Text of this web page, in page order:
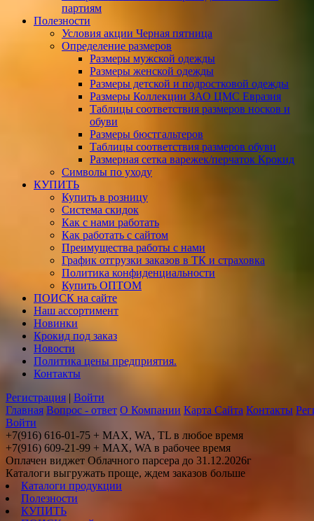
партиям
Полезности
Условия акции Черная пятница
Определение размеров
Размеры мужской одежды
Размеры женской одежды
Размеры детской и подростковой одежды
Размеры Коллекции ЗАО ЦМС Евразия
Таблицы соответствия размеров носков и
обуви
Размеры бюстгальтеров
Таблицы соответствия размеров обуви
Размерная сетка варежек/перчаток Крокид
Символы по уходу
КУПИТЬ
Купить в розницу
Система скидок
Как с нами работать
Как работать с сайтом
Преимущества работы с нами
График отгрузки заказов в ТК и страховка
Политика конфиденциальности
Купить ОПТОМ
ПОИСК на сайте
Наш ассортимент
Новинки
Крокид под заказ
Новости
Политика цены предприятия.
Контакты
Регистрация | Войти
Главная Вопрос - ответ О Компании Карта Сайта Контакты
Войти
+7(916) 616-01-75 + MAX, WA, TL в любое время
+7(916) 609-21-99 + MAX, WA в рабочее время
Оплачен виджет Облачного парсера до 31.12.2026г
Каталоги выгружать проще, ждем заказов больше
Каталоги продукции
Полезности
КУПИТЬ